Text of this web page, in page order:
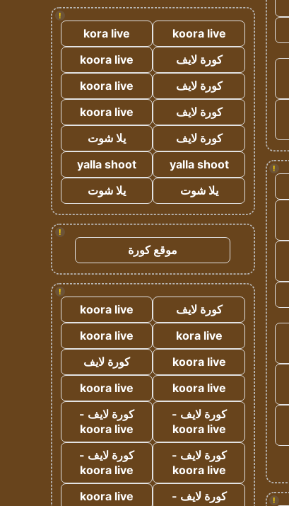
!
!
!
koora live
kora live
كورة لايف
koora live
كورة لايف
koora live
كورة لايف
koora live
كورة لايف
يلا شوت
yalla shoot
yalla shoot
يلا شوت
يلا شوت
!
موقع كورة
!
كورة لايف
koora live
kora live
koora live
koora live
كورة لايف
koora live
koora live
كورة لايف -
koora live
كورة لايف -
koora live
كورة لايف -
koora live
كورة لايف -
koora live
كورة لايف -
koora live